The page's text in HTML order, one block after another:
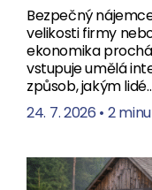
Bezpečný
velikosti firmy
ekonomika
vstupuje umělá
způsob, jakým
24. 7. 2026 • 2